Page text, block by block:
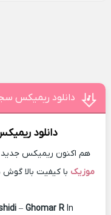
دانلود ریمیکس
دانلود
هم اکنون ریمیکس جدید
موزیک با کیفیت بالا گوش
– Ghomar R In